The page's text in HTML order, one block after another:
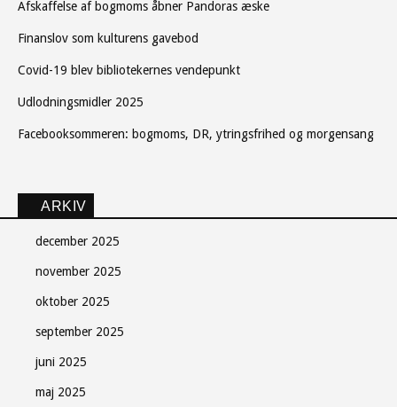
Afskaffelse af bogmoms åbner Pandoras æske
Finanslov som kulturens gavebod
Covid-19 blev bibliotekernes vendepunkt
Udlodningsmidler 2025
Facebooksommeren: bogmoms, DR, ytringsfrihed og morgensang
ARKIV
december 2025
november 2025
oktober 2025
september 2025
juni 2025
maj 2025